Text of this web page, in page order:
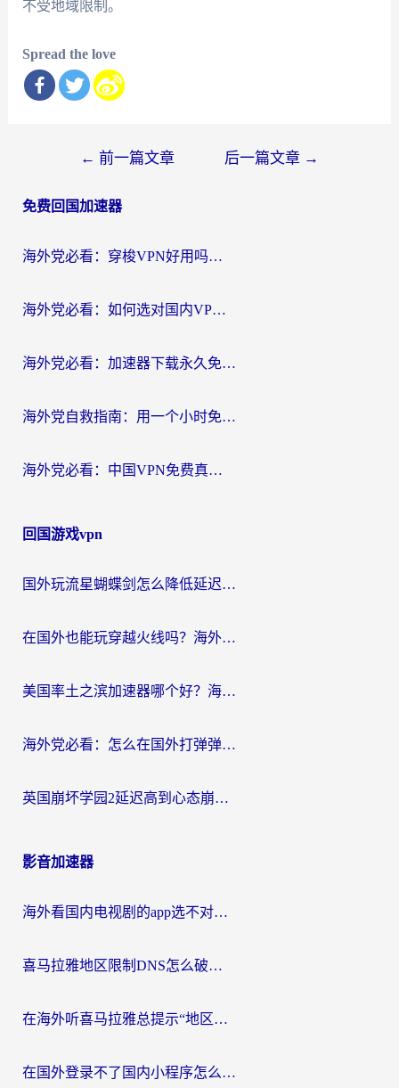
不受地域限制。
Spread the love
导
← 前一篇文章 后一篇文章 →
免费回国加速器
海外党必看：穿梭VPN好用吗？和云帆VPN对比哪个回国效果更好？附真实测评+避坑指南
海外党必看：如何选对国内VPN，实现无缝访问国内资源？
海外党必看：加速器下载永久免费版真的存在吗？教你无缝访问国内资源的正确姿势
海外党自救指南：用一个小时免费加速器，轻松打破国内资源访问壁垒？
海外党必看：中国VPN免费真的靠谱吗？手把手教你选对回国加速器
回国游戏vpn
国外玩流星蝴蝶剑怎么降低延迟？海外党必看的加速秘籍（含欧洲鸣潮&彩虹岛优化攻略）
在国外也能玩穿越火线吗？海外玩家国服游戏畅玩终极指南
美国率土之滨加速器哪个好？海外党国服游戏畅玩终极指南（附多游戏解决方案）
海外党必看：怎么在国外打弹弹堂不卡？番茄加速器亲测指南
英国崩坏学园2延迟高到心态崩？海外党国服游戏加速终极指南
影音加速器
海外看国内电视剧的app选不对？这份回国加速器避坑指南帮你流畅追剧
喜马拉雅地区限制DNS怎么破？海外党听国内音乐听书的终极解决方案
在海外听喜马拉雅总提示“地区限制”？3步轻松解除+听国内音乐全攻略
在国外登录不了国内小程序怎么办？选对回国加速器，轻松解锁国内资源